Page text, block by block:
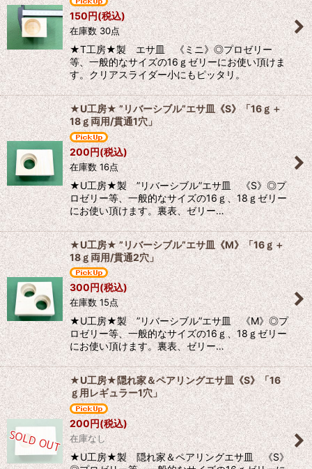
150円(税込)
在庫数 30点
★T工房★製 エサ皿 《ミニ》◎プロゼリー
等、一般的なサイズの16ｇゼリーにお使い頂けま
す。クリアスライダー小にもピッタリ。
★U工房★ ”リバーシブル”エサ皿《S》「16ｇ＋
18ｇ両用/貫通1穴」
200円(税込)
在庫数 16点
★U工房★製 ”リバーシブル”エサ皿 《S》◎プ
ロゼリー等、一般的なサイズの16ｇ、18ｇゼリー
にお使い頂けます。裏表、ゼリー…
★U工房★ ”リバーシブル”エサ皿《M》「16ｇ＋
18ｇ両用/貫通2穴」
300円(税込)
在庫数 15点
★U工房★製 ”リバーシブル”エサ皿 《M》◎プ
ロゼリー等、一般的なサイズの16ｇ、18ｇゼリー
にお使い頂けます。裏表、ゼリー…
★U工房★隠れ家＆ペアリングエサ皿《S》「16
ｇ用レギュラー1穴」
200円(税込)
在庫なし
★U工房★製 隠れ家＆ペアリングエサ皿 《S》